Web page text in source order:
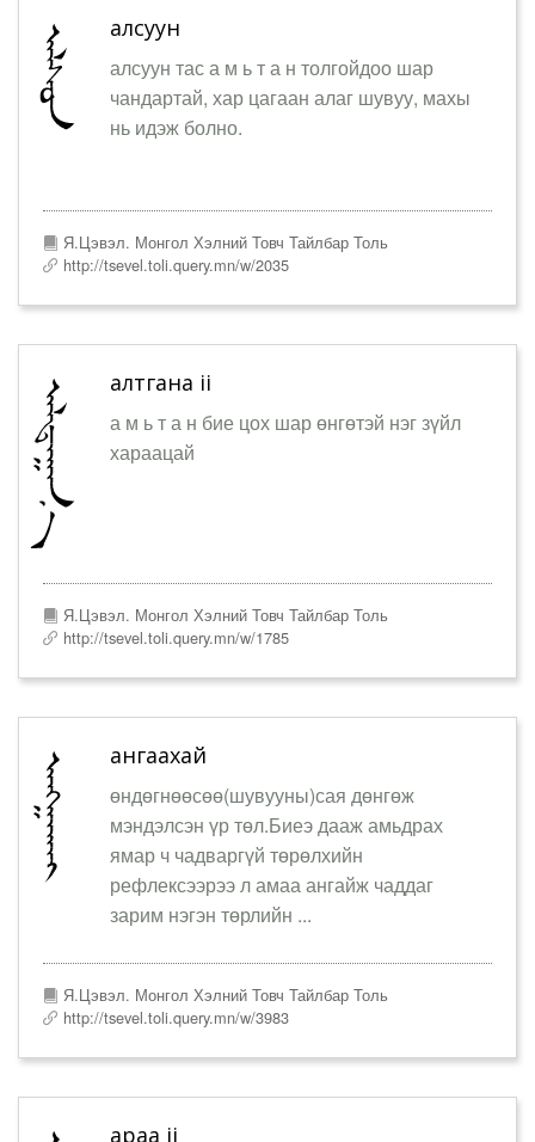
алсуун
алсуун тас а м ь т а н толгойдоо шар
чандартай, хар цагаан алаг шувуу, махы
нь идэж болно.
Я.Цэвэл. Монгол Хэлний Товч Тайлбар Толь
http://tsevel.toli.query.mn/w/2035
алтгана ii
а м ь т а н бие цох шар өнгөтэй нэг зүйл
хараацай
Я.Цэвэл. Монгол Хэлний Товч Тайлбар Толь
http://tsevel.toli.query.mn/w/1785
ангаахай
өндөгнөөсөө(шувууны)сая дөнгөж
мэндэлсэн үр төл.Биеэ дааж амьдрах
ямар ч чадваргүй төрөлхийн
рефлексээрээ л амаа ангайж чаддаг
зарим нэгэн төрлийн ...
Я.Цэвэл. Монгол Хэлний Товч Тайлбар Толь
http://tsevel.toli.query.mn/w/3983
араа ii